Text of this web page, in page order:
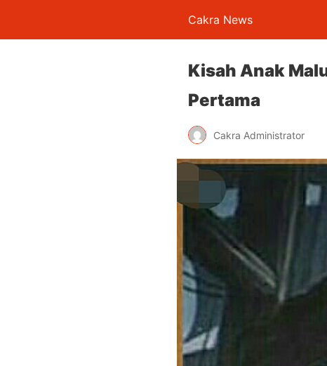
Cakra News
Kisah Anak
Pertama
Cakra Administrator